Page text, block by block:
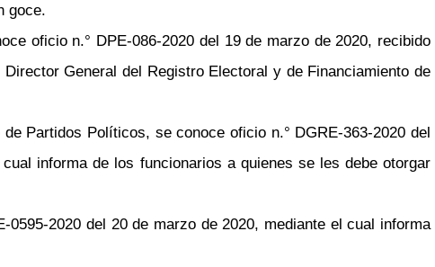
goce.
oficio n.° DPE-086-2020 del 19 de marzo de 2020, recibido
General del Registro Electoral y de Financiamiento de
Partidos Políticos, se conoce oficio n.° DGRE-363-2020 del
informa de los funcionarios a quienes se les debe otorgar
0595-2020 del 20 de marzo de 2020, mediante el cual informa